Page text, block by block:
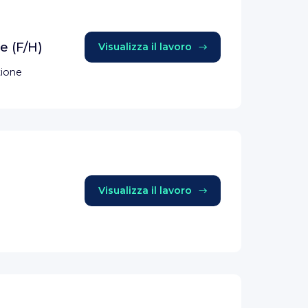
(F/H) Visualizza il lavoro
Visualizza il lavoro